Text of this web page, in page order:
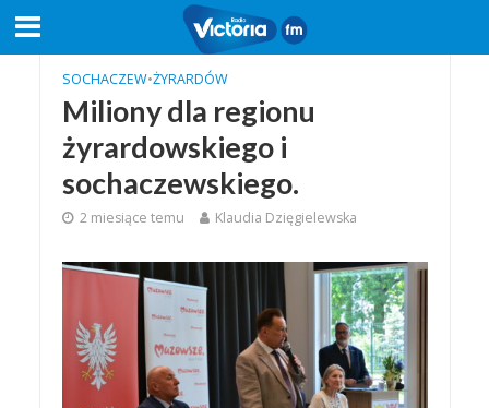
SOCHACZEW•ŻYRARDÓW
Miliony dla regionu
żyrardowskiego i
sochaczewskiego.
2 miesiące temu Klaudia Dzięgielewska